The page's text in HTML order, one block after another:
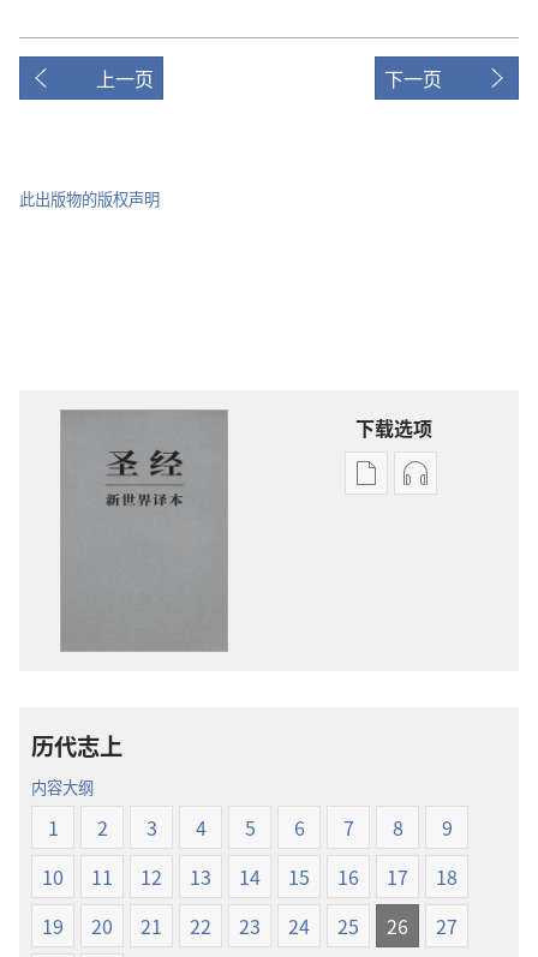
上一页 下一页
此出版物的版权声明
下载选项
电
新
界
译
录
译
历代志上
内容大纲
1 2 3 4 5 6 7 8
9
10
11 12 13 14 15 16 17
18
19
20 21 22 23 24 25 26
27